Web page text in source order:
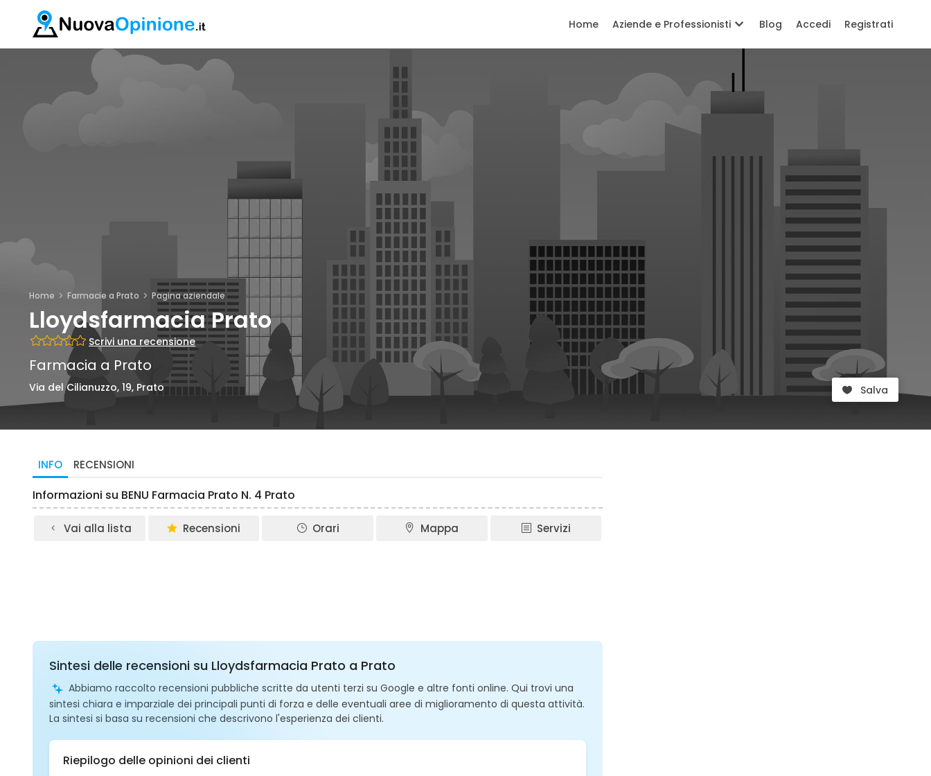
Home Aziende e Professionisti Blog Accedi Registrati
Home Farmacie a Prato Pagina aziendale
Lloydsfarmacia Prato
Scrivi una recensione
Farmacia a Prato
Via del Cilianuzzo, 19, Prato Salva
INFO RECENSIONI
Informazioni su BENU Farmacia Prato N. 4 Prato
Vai alla lista Recensioni Orari Mappa Servizi
Sintesi delle recensioni su Lloydsfarmacia Prato a Prato
Abbiamo raccolto recensioni pubbliche scritte da utenti terzi su Google e altre fonti online. Qui trovi una
sintesi chiara e imparziale dei principali punti di forza e delle eventuali aree di miglioramento di questa attività.
La sintesi si basa su recensioni che descrivono l'esperienza dei clienti.
Riepilogo delle opinioni dei clienti